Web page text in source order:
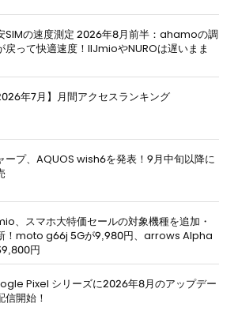
SIMの速度測定 2026年8月前半：ahamoの調
戻って快適速度！IIJmioやNUROは遅いまま
年7月】月間アクセスランキング
ープ、AQUOS wish6を発表！9月中旬以降に
、スマホ大特価セールの対象機種を追加・
！moto g66j 5Gが9,980円、arrows Alpha
円
Pixel シリーズに2026年8月のアップデー
信開始！